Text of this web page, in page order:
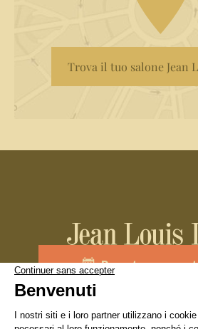
Trova il tuo salone Jean
Prenota un